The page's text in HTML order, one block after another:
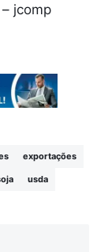
jcomp
exportações
usda